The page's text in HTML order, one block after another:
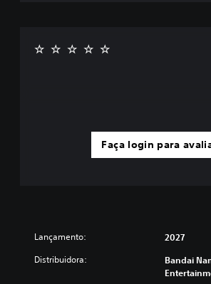
Faça login para
Lançamento: 2027
Distribuidora:
Bandai